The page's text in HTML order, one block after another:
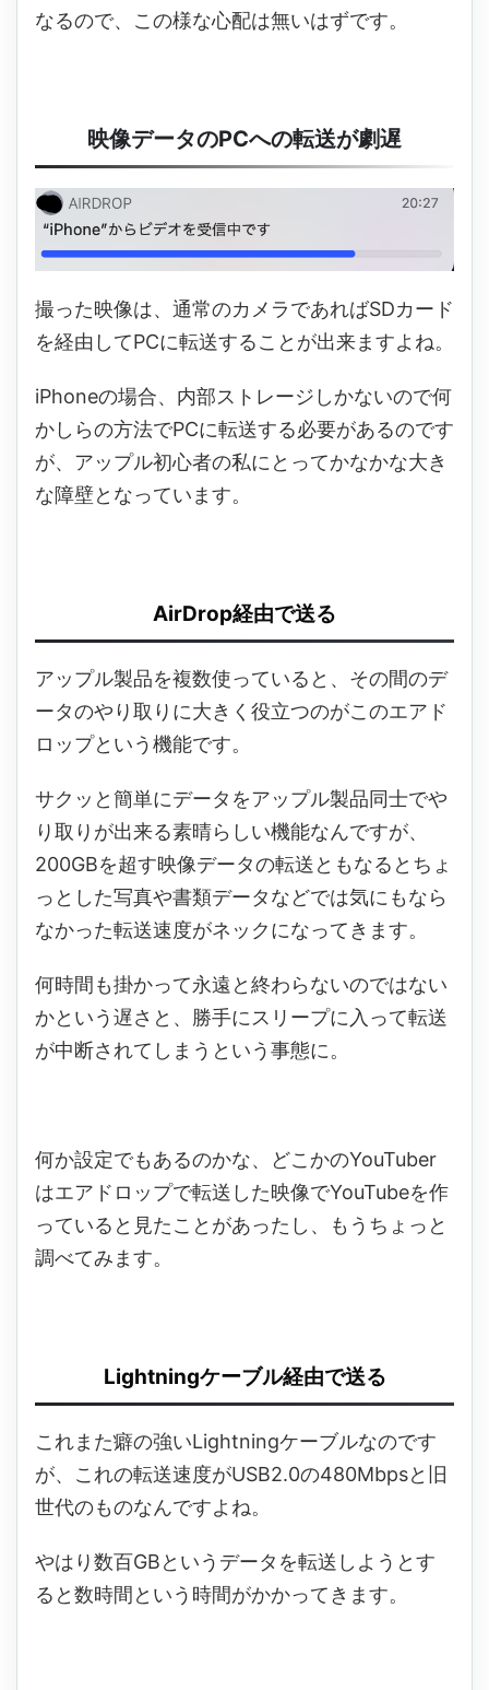
なるので、この様な心配は無いはずです。
映像データのPCへの転送が劇遅
撮った映像は、通常のカメラであればSDカード
を経由してPCに転送することが出来ますよね。
iPhoneの場合、内部ストレージしかないので何
かしらの方法でPCに転送する必要があるのです
が、アップル初心者の私にとってかなかな大き
な障壁となっています。
AirDrop経由で送る
アップル製品を複数使っていると、その間のデ
ータのやり取りに大きく役立つのがこのエアド
ロップという機能です。
サクッと簡単にデータをアップル製品同士でや
り取りが出来る素晴らしい機能なんですが、
200GBを超す映像データの転送ともなるとちょ
っとした写真や書類データなどでは気にもなら
なかった転送速度がネックになってきます。
何時間も掛かって永遠と終わらないのではない
かという遅さと、勝手にスリープに入って転送
が中断されてしまうという事態に。
何か設定でもあるのかな、どこかのYouTuber
はエアドロップで転送した映像でYouTubeを作
っていると見たことがあったし、もうちょっと
調べてみます。
Lightningケーブル経由で送る
これまた癖の強いLightningケーブルなのです
が、これの転送速度がUSB2.0の480Mbpsと旧
世代のものなんですよね。
やはり数百GBというデータを転送しようとす
ると数時間という時間がかかってきます。